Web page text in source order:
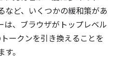
など、いくつかの緩和策があ
は、ブラウザがトップレベル
ークンを引き換えることを
。